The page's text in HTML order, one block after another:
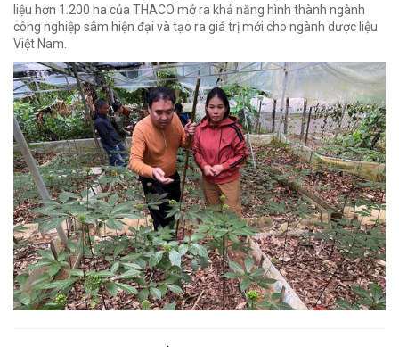
liệu hơn 1.200 ha của THACO mở ra khả năng hình thành ngành
công nghiệp sâm hiện đại và tạo ra giá trị mới cho ngành dược liệu
Việt Nam.